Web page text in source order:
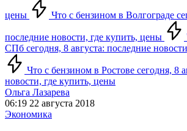
цены Что с бензином в Волгограде
последние новости, где купить, цены
СПб сегодня, 8 августа: последние
Что с бензином в Ростове сегодня, 8
новости, где купить, цены
Ольга Лазарева
06:19 22 августа 2018
Экономика